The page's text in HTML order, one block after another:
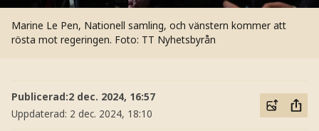
Marine Le Pen, Nationell samling, och vänstern kommer att
rösta mot regeringen. Foto: TT Nyhetsbyrån
Publicerad:2 dec. 2024, 16:57
Uppdaterad: 2 dec. 2024, 18:10